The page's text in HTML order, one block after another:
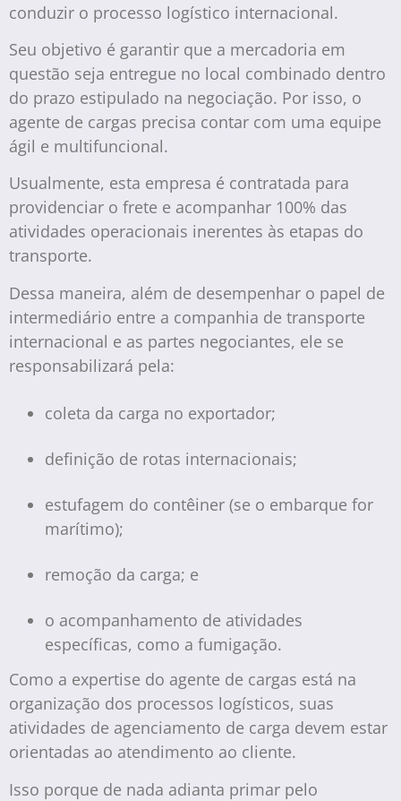
conduzir o processo logístico internacional.
Seu objetivo é garantir que a mercadoria em
questão seja entregue no local combinado dentro
do prazo estipulado na negociação. Por isso, o
agente de cargas precisa contar com uma equipe
ágil e multifuncional.
Usualmente, esta empresa é contratada para
providenciar o frete e acompanhar 100% das
atividades operacionais inerentes às etapas do
transporte.
Dessa maneira, além de desempenhar o papel de
intermediário entre a companhia de transporte
internacional e as partes negociantes, ele se
responsabilizará pela:
coleta da carga no exportador;
definição de rotas internacionais;
estufagem do contêiner (se o embarque for
marítimo);
remoção da carga; e
o acompanhamento de atividades
específicas, como a fumigação.
Como a expertise do agente de cargas está na
organização dos processos logísticos, suas
atividades de agenciamento de carga devem estar
orientadas ao atendimento ao cliente.
Isso porque de nada adianta primar pelo